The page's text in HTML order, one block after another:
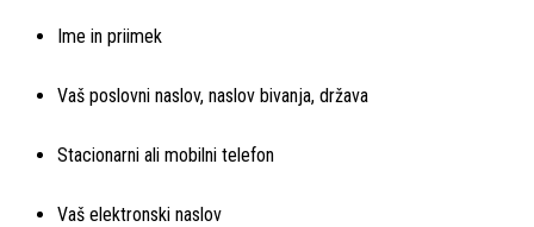
Ime in priimek
Vaš poslovni naslov, naslov bivanja, država
Stacionarni ali mobilni telefon
Vaš elektronski naslov